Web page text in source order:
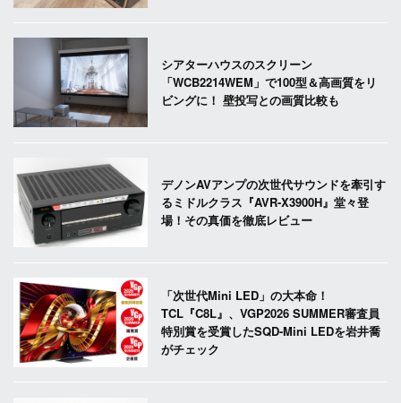
シアターハウスのスクリーン
「WCB2214WEM」で100型＆高画質をリ
ビングに！ 壁投写との画質比較も
デノンAVアンプの次世代サウンドを牽引す
るミドルクラス『AVR-X3900H』堂々登
場！その真価を徹底レビュー
「次世代Mini LED」の大本命！
TCL『C8L』、VGP2026 SUMMER審査員
特別賞を受賞したSQD-Mini LEDを岩井喬
がチェック